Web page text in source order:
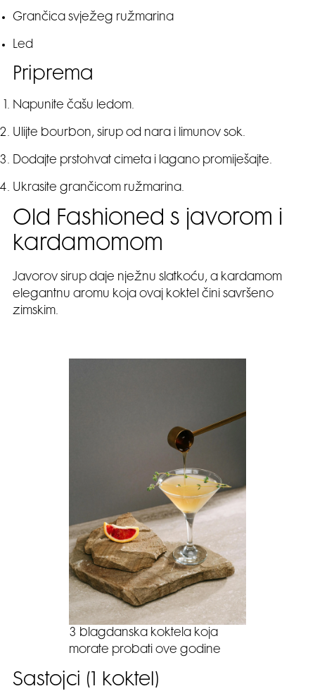
Grančica svježeg ružmarina
Led
Priprema
Napunite čašu ledom.
Ulijte bourbon, sirup od nara i limunov sok.
Dodajte prstohvat cimeta i lagano promiješajte.
Ukrasite grančicom ružmarina.
Old Fashioned s javorom i
kardamomom
Javorov sirup daje nježnu slatkoću, a kardamom
elegantnu aromu koja ovaj koktel čini savršeno
zimskim.
3 blagdanska koktela koja
morate probati ove godine
Sastojci (1 koktel)